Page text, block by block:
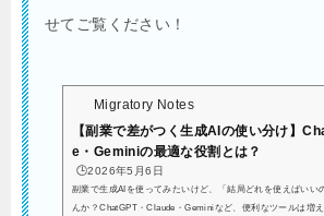
せてご覧ください！
Migratory Notes
【副業で差がつく生成AIの使い分け】
e・Geminiの最適な役割とは？
🕒️2026年5月6日
副業で生成AIを使ってみたいけど、「結局どれを使えばいい
んか？ChatGPT・Claude・Geminiなど、便利なツールは増